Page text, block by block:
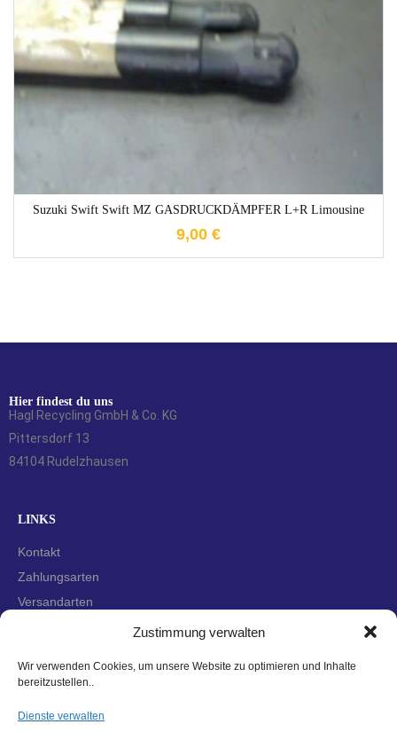
Zustimmung verwalten
Wir verwenden Cookies, um unsere Website zu optimieren und Inhalte
bereitzustellen..
Dienste verwalten
Suzuki Swift Swift MZ GASDRUCKDÄMPFER L+R Limousine
9,00 €
1-3 Werktage
Hier findest du uns
Hagl Recycling GmbH & Co. KG
Pittersdorf 13
84104 Rudelzhausen
LINKS
Kontakt
Zahlungsarten
Versandarten
Datenschutzerklärung
Cookie-Richtlinie (EU)